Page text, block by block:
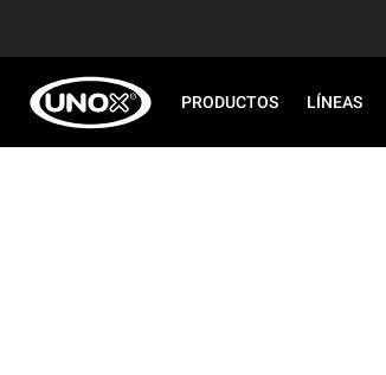
PRODUCTOS LÍNEAS